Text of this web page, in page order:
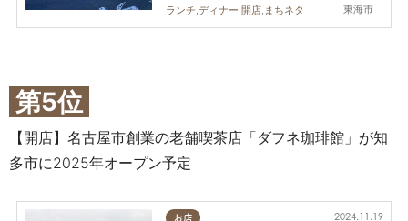
東海市
ランチ,ディナー,開店,まちネタ
第5位
【開店】名古屋市創業の老舗喫茶店「ダフネ珈琲館」が知
多市に2025年オープン予定
お店 2024.11.19